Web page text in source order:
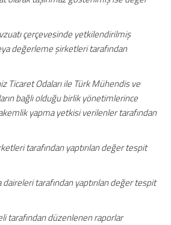
çerçevesinde yetkilendirilmiş
değerleme şirketleri tarafından
Ticaret Odaları ile Türk Mühendis ve
bağlı olduğu birlik yönetimlerince
yapma yetkisi verilenler tarafından
tarafından yaptırılan değer tespit
tarafından yaptırılan değer tespit
tarafından düzenlenen raporlar